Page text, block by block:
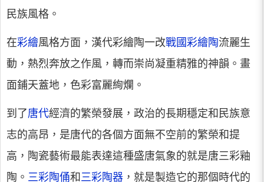
民族風格。
在彩繪風格方面，漢代彩繪陶一改戰國彩繪陶流麗生
動，熱烈奔放之作風，轉而崇尚凝重精雅的神韻。畫
面鋪天蓋地，色彩富麗絢爛。
到了唐代經濟的繁榮發展，政治的長期穩定和民族意
志的高昂，是唐代的各個方面無不空前的繁榮和提
高，陶瓷藝術最能表達這種盛唐氣象的就是唐三彩釉
陶。 三彩陶俑和 三彩陶器 ，就是製造它的那個時代的